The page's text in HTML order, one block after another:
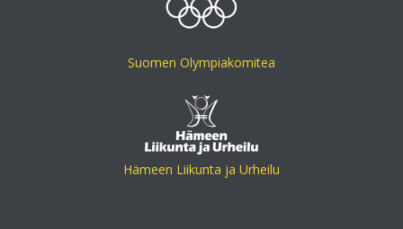
Suomen Olympiakomitea
Hämeen Liikunta ja Urheilu